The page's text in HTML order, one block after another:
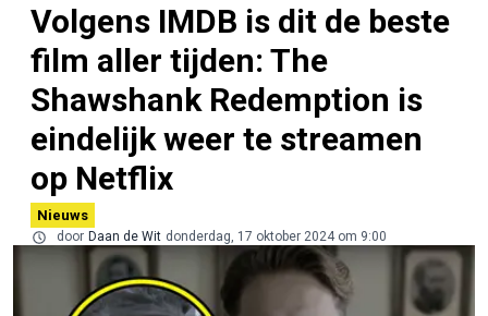
Volgens IMDB is dit de beste
film aller tijden: The
Shawshank Redemption is
eindelijk weer te streamen
op Netflix
Nieuws
door Daan de Wit donderdag, 17 oktober 2024 om 9:00